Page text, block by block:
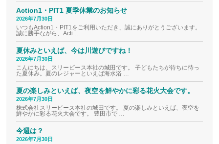
Action1・PIT1 夏季休業のお知らせ
2026年7月30日
いつもAction1・PIT1をご利用いただき、誠にありがとうございます。
誠に勝手ながら、Acti …
夏休みといえば、今は川遊びですね！
2026年7月30日
こんにちは、スリーピース本社の城田です。 子どもたちが待ちに待っ
た夏休み。夏のレジャーといえば海水浴 …
夏の楽しみといえば、夜空を鮮やかに彩る花火大会です。
2026年7月30日
株式会社スリーピース本社の城田です。 夏の楽しみといえば、夜空を
鮮やかに彩る花火大会です。 豊田市で …
今週は？
2026年7月30日